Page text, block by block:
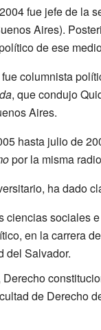
fue jefe de la
Aires).
de ese
columnista
, que condujo
Aires.
hasta julio de
por la misma
ha dado
ciencias sociales
en la carrera
del Salvador.
de Derecho